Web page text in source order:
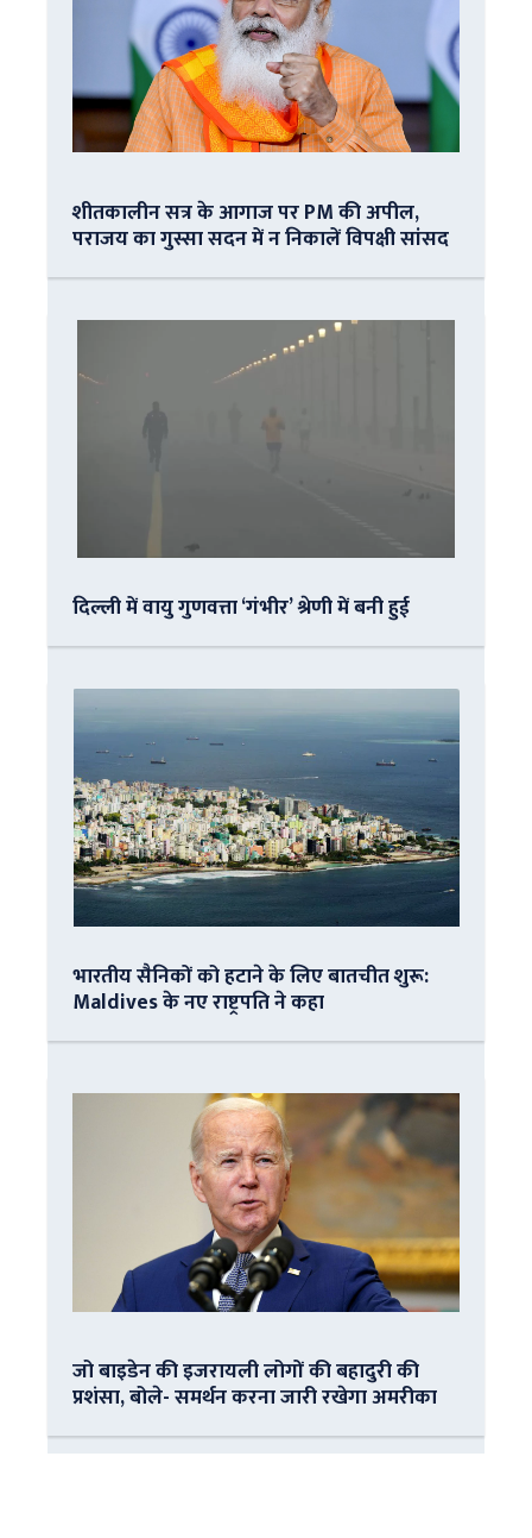
शीतकालीन सत्र के आगाज पर PM की अपील,
पराजय का गुस्सा सदन में न निकालें विपक्षी सांसद
दिल्ली में वायु गुणवत्ता ‘गंभीर’ श्रेणी में बनी हुई
भारतीय सैनिकों को हटाने के लिए बातचीत शुरू:
Maldives के नए राष्ट्रपति ने कहा
जो बाइडेन की इजरायली लोगों की बहादुरी की
प्रशंसा, बोले- समर्थन करना जारी रखेगा अमरीका